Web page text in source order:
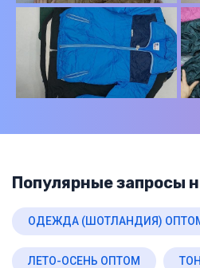
Популярные запросы
ОДЕЖДА (ШОТЛАНДИЯ)
ЛЕТО-ОСЕНЬ ОПТОМ